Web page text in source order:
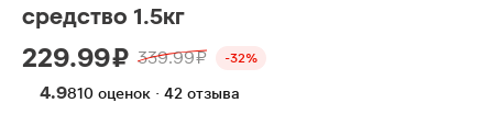
средство 1.5кг
229.99 ₽ 339.99 ₽ -32%
4.9810 оценок · 42 отзыва